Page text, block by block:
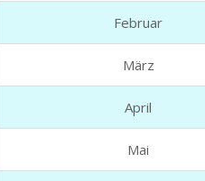
Februar
März
April
Mai